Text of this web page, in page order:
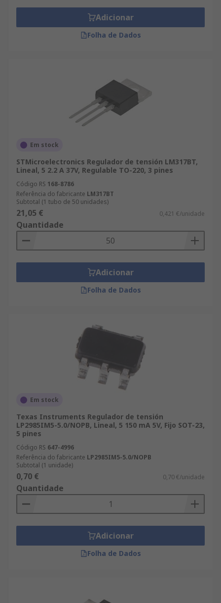
Adicionar
Folha de Dados
Em stock
STMicroelectronics Regulador de tensión LM317BT,
Lineal, 5 2.2 A 37V, Regulable TO-220, 3 pines
Código RS 168-8786
Referência do fabricante LM317BT
Subtotal (1 tubo de 50 unidades)
21,05 € 0,421 €/unidade
Quantidade
Adicionar
Folha de Dados
Em stock
Texas Instruments Regulador de tensión
LP2985IM5-5.0/NOPB, Lineal, 5 150 mA 5V, Fijo SOT-23,
5 pines
Código RS 647-4996
Referência do fabricante LP2985IM5-5.0/NOPB
Subtotal (1 unidade)
0,70 € 0,70 €/unidade
Quantidade
Adicionar
Folha de Dados